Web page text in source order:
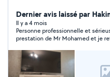
biens des clients. Organisé
consignes de sécurité ainsi
J'apprécie le travail en
aux différentes situations
de contribuer à des
et professionnels.
Dernier avis laissé par
Il y a 4 mois
Personne professionnelle et
prestation de Mr Mohamed et je